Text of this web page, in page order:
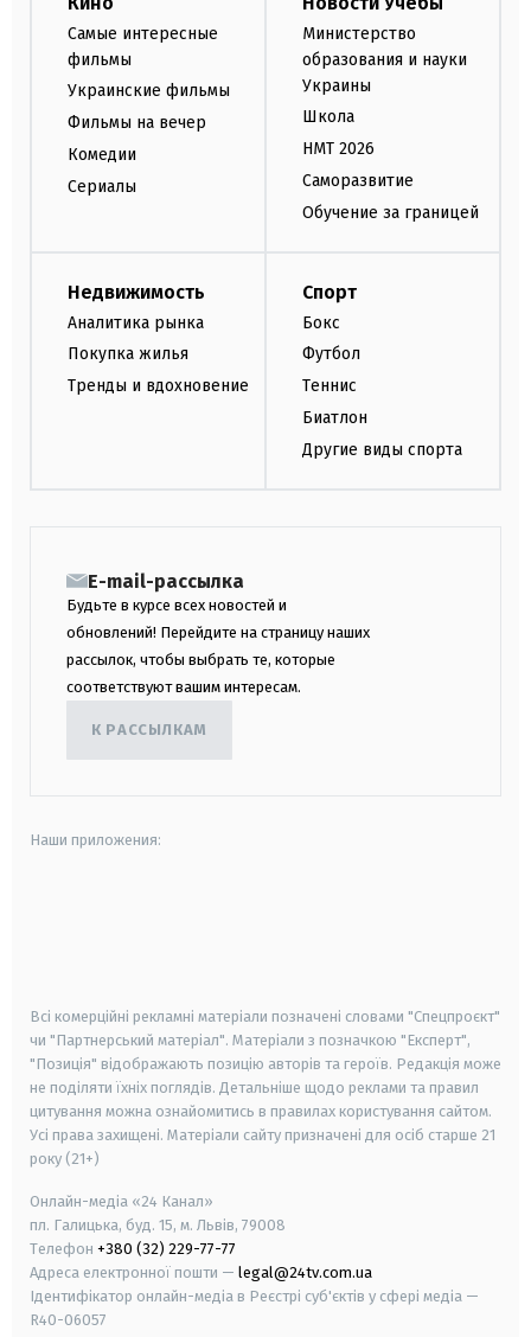
Самые интересные
фильмы
Украинские фильмы
Фильмы на вечер
Комедии
Сериалы
Министерство
образования и науки
Украины
Школа
НМТ 2026
Саморазвитие
Обучение за границей
Недвижимость
Аналитика рынка
Покупка жилья
Тренды и вдохновение
Спорт
Бокс
Футбол
Теннис
Биатлон
Другие виды спорта
E-mail-рассылка
Будьте в курсе всех новостей и
обновлений! Перейдите на страницу наших
рассылок, чтобы выбрать те, которые
соответствуют вашим интересам.
К РАССЫЛКАМ
Наши приложения:
Всі комерційні рекламні матеріали позначені словами "Спецпроєкт"
чи "Партнерський матеріал". Матеріали з позначкою "Експерт",
"Позиція" відображають позицію авторів та героїв. Редакція може
не поділяти їхніх поглядів. Детальніше щодо реклами та правил
цитування можна ознайомитись в правилах користування сайтом.
Усі права захищені. Матеріали сайту призначені для осіб старше 21
року (21+)
Онлайн-медіа «24 Канал»
пл. Галицька, буд. 15, м. Львів, 79008
Телефон +380 (32) 229-77-77
Адреса електронної пошти — legal@24tv.com.ua
Ідентифікатор онлайн-медіа в Реєстрі суб'єктів у сфері медіа —
R40-06057